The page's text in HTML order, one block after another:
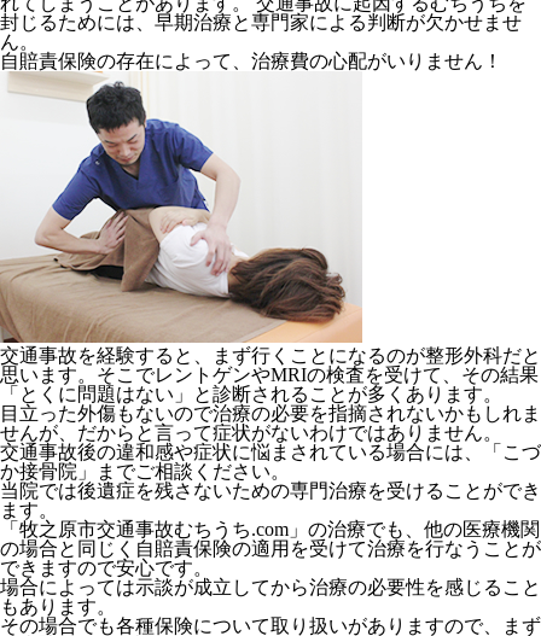
封じるためには、 早期治療と専門家による判断が欠かせませ
ん。
自賠責保険の存在によって、治療費の心配がいりません！
交通事故を経験すると、まず行くことになるのが整形外科だと
思います。そこでレントゲンやMRIの検査を受けて、その結果
「とくに問題はない」と診断されることが多くあります。
目立った外傷もないので治療の必要を指摘されないかもしれま
せんが、だからと言って症状がないわけではありません。
交通事故後の違和感や症状に悩まされている場合には、
「こづ
か接骨院」
までご相談ください。
当院では後遺症を残さないための専門治療を受けることができ
ます。
「牧之原市交通事故むちうち.com」の治療でも、 他の医療機関
の場合と同じく自賠責保険の適用を受けて治療を行なうことが
できますので安心です。
場合によっては示談が成立してから治療の必要性を感じること
もあります。
その場合でも各種保険について取り扱いがありますので、まず